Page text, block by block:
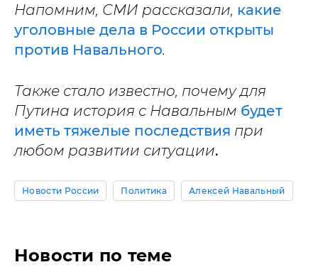
Напомним, СМИ рассказали, какие
уголовные дела в России открыты
против Навального.
Также стало известно, почему для
Путина история с Навальным будет
иметь тяжелые последствия при
любом развитии ситуации.
Новости России Политика Алексей Навальный
Новости по теме